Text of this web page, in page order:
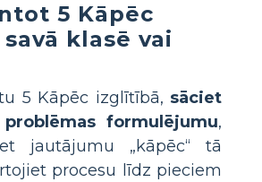
5 Kāpēc
klasē vai
5 Kāpēc izglītībā, sāciet
formulējumu,
jautājumu „kāpēc“ tā
procesu līdz pieciem